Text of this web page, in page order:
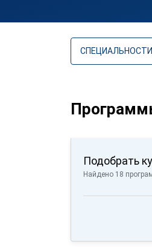
СПЕЦИАЛЬНОСТИ
Подобрать
Найдено 18